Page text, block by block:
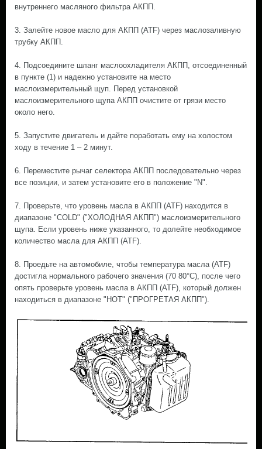
внутреннего масляного фильтра АКПП.
3. Залейте новое масло для АКПП (ATF) через маслозаливную
трубку АКПП.
4. Подсоедините шланг маслоохладителя АКПП, отсоединенный
в пункте (1) и надежно установите на место
маслоизмерительный щуп. Перед установкой
маслоизмерительного щупа АКПП очистите от грязи место
около него.
5. Запустите двигатель и дайте поработать ему на холостом
ходу в течение 1 – 2 минут.
6. Переместите рычаг селектора АКПП последовательно через
все позиции, и затем установите его в положение "N".
7. Проверьте, что уровень масла в АКПП (ATF) находится в
диапазоне "COLD" ("ХОЛОДНАЯ АКПП") маслоизмерительного
щупа. Если уровень ниже указанного, то долейте необходимое
количество масла для АКПП (ATF).
8. Проедьте на автомобиле, чтобы температура масла (ATF)
достигла нормального рабочего значения (70 80°С), после чего
опять проверьте уровень масла в АКПП (ATF), который должен
находиться в диапазоне "НОТ" ("ПРОГРЕТАЯ АКПП").